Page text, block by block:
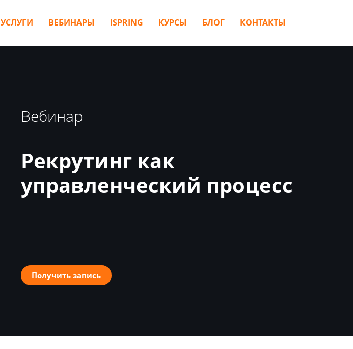
УСЛУГИ ВЕБИНАРЫ ISPRING КУРСЫ БЛОГ КОНТАКТЫ
Вебинар
Рекрутинг как
управленческий процесс
Получить запись